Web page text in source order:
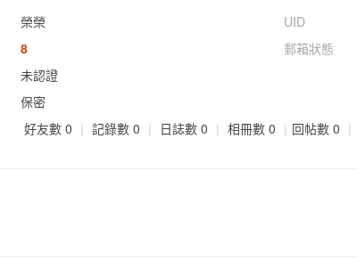
榮榮 UID
8 郵箱狀態
未認證
保密
好友數 0 | 記錄數 0 | 日誌數 0 | 相冊數 0 | 回帖數 0 |